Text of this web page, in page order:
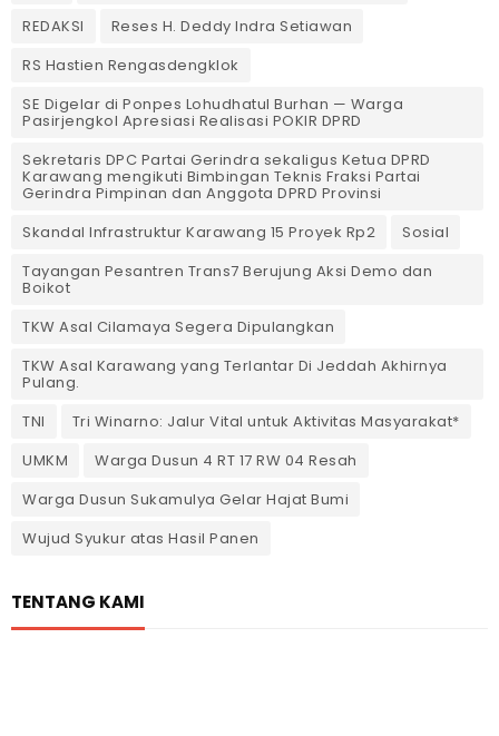
REDAKSI
Reses H. Deddy Indra Setiawan
RS Hastien Rengasdengklok
SE Digelar di Ponpes Lohudhatul Burhan — Warga
Pasirjengkol Apresiasi Realisasi POKIR DPRD
Sekretaris DPC Partai Gerindra sekaligus Ketua DPRD
Karawang mengikuti Bimbingan Teknis Fraksi Partai
Gerindra Pimpinan dan Anggota DPRD Provinsi
Skandal Infrastruktur Karawang 15 Proyek Rp2
Sosial
Tayangan Pesantren Trans7 Berujung Aksi Demo dan
Boikot
TKW Asal Cilamaya Segera Dipulangkan
TKW Asal Karawang yang Terlantar Di Jeddah Akhirnya
Pulang.
TNI
Tri Winarno: Jalur Vital untuk Aktivitas Masyarakat*
UMKM
Warga Dusun 4 RT 17 RW 04 Resah
Warga Dusun Sukamulya Gelar Hajat Bumi
Wujud Syukur atas Hasil Panen
TENTANG KAMI